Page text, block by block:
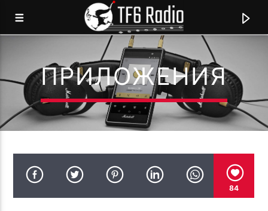
TF6 RADIO
МЫ ГОВОРИМ НА ЯЗЫКЕ МУЗЫКИ!
ПРИЛОЖЕНИЯ
84